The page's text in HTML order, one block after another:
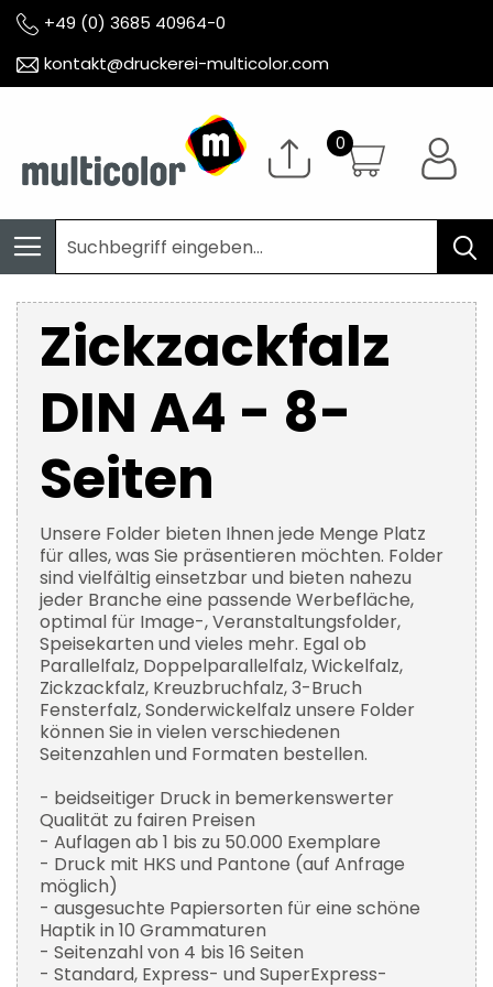
+49 (0) 3685 40964-0
kontakt@druckerei-multicolor.com
Zickzackfalz
DIN A4 - 8-
Seiten
Unsere Folder bieten Ihnen jede Menge Platz
für alles, was Sie präsentieren möchten. Folder
sind vielfältig einsetzbar und bieten nahezu
jeder Branche eine passende Werbefläche,
optimal für Image-, Veranstaltungsfolder,
Speisekarten und vieles mehr. Egal ob
Parallelfalz, Doppelparallelfalz, Wickelfalz,
Zickzackfalz, Kreuzbruchfalz, 3-Bruch
Fensterfalz, Sonderwickelfalz unsere Folder
können Sie in vielen verschiedenen
Seitenzahlen und Formaten bestellen.
- beidseitiger Druck in bemerkenswerter
Qualität zu fairen Preisen
- Auflagen ab 1 bis zu 50.000 Exemplare
- Druck mit HKS und Pantone (auf Anfrage
möglich)
- ausgesuchte Papiersorten für eine schöne
Haptik in 10 Grammaturen
- Seitenzahl von 4 bis 16 Seiten
- Standard, Express- und SuperExpress-